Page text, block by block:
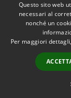
RSS
Accessibilità
Questo sito web
necessari al
nonché un
Per maggiori